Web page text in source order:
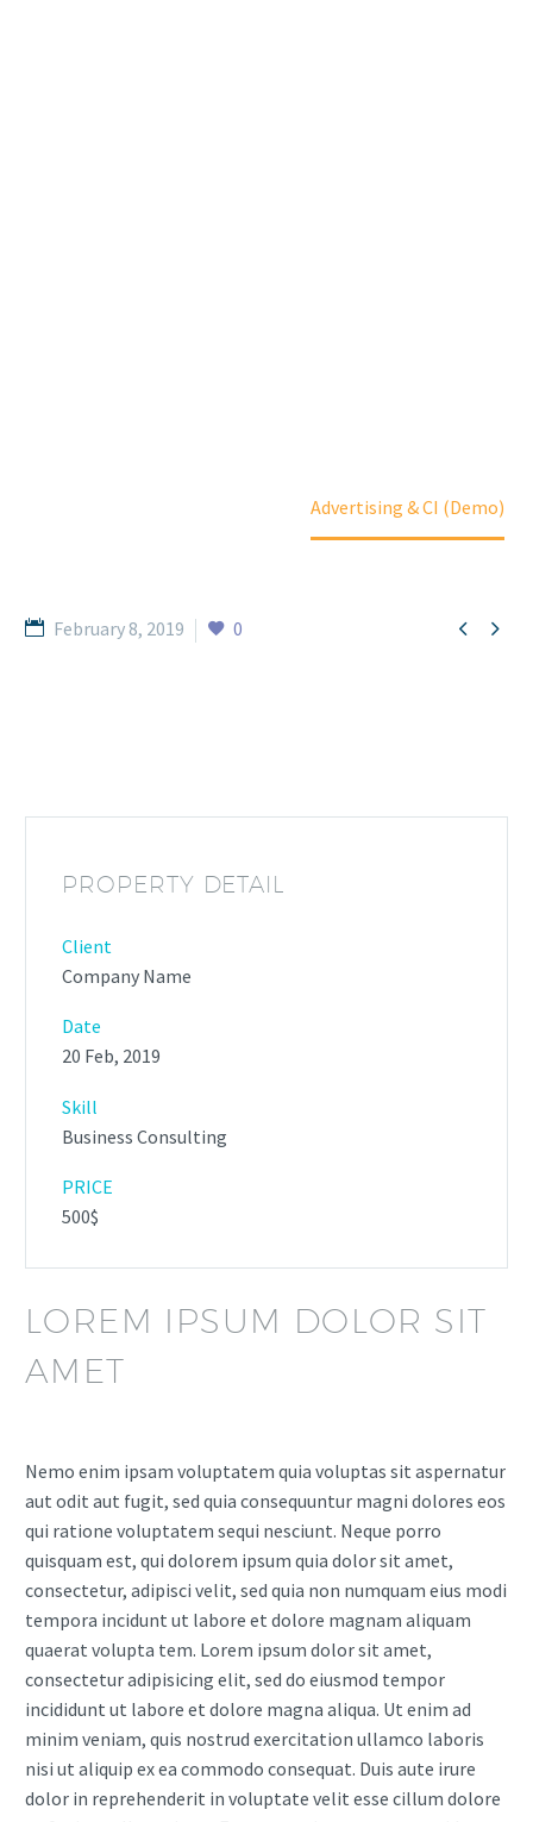
Advertising & CI (Demo)
 
February 8, 2019 0
PROPERTY DETAIL
Client
Company Name
Date
20 Feb, 2019
Skill
Business Consulting
PRICE
500$
LOREM IPSUM DOLOR SIT
AMET
Nemo enim ipsam voluptatem quia voluptas sit aspernatur
aut odit aut fugit, sed quia consequuntur magni dolores eos
qui ratione voluptatem sequi nesciunt. Neque porro
quisquam est, qui dolorem ipsum quia dolor sit amet,
consectetur, adipisci velit, sed quia non numquam eius modi
tempora incidunt ut labore et dolore magnam aliquam
quaerat volupta tem. Lorem ipsum dolor sit amet,
consectetur adipisicing elit, sed do eiusmod tempor
incididunt ut labore et dolore magna aliqua. Ut enim ad
minim veniam, quis nostrud exercitation ullamco laboris
nisi ut aliquip ex ea commodo consequat. Duis aute irure
dolor in reprehenderit in voluptate velit esse cillum dolore